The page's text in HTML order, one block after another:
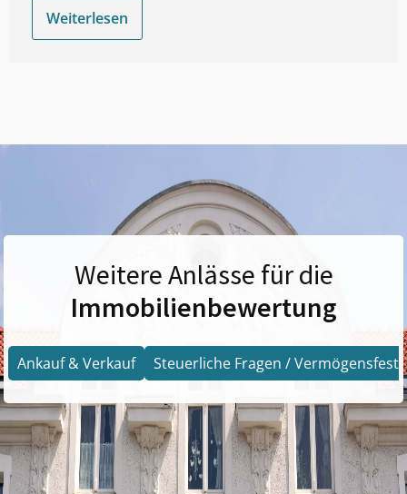
Weiterlesen
Weitere Anlässe für die
Immobilienbewertung
Ankauf & Verkauf Steuerliche Fragen /